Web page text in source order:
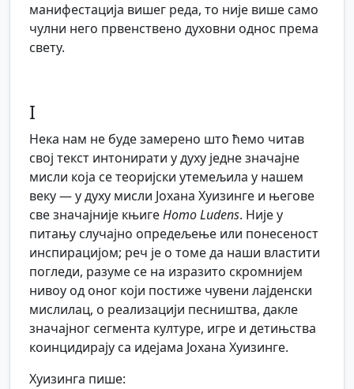
манифестација вишег реда, то није више само
чулни него првенствено духовни однос према
свету.
I
Нека нам не буде замерено што ћемо читав
свој текст интонирати у духу једне значајне
мисли која се теоријски утемељила у нашем
веку — у духу мисли Јохана Хуизинге и његове
све значајније књигеHomo Ludens. Није у
питању случајно опредељење или понесеност
инспирацијом; реч је о томе да наши властити
погледи, разуме се на изразито скромнијем
нивоу од оног који постиже чувени лајденски
мислилац, о реализацији песништва, дакле
значајног сегмента културе, игре и детињства
коинцидирају са идејама Јохана Хуизинге.
Хуизинга пише: